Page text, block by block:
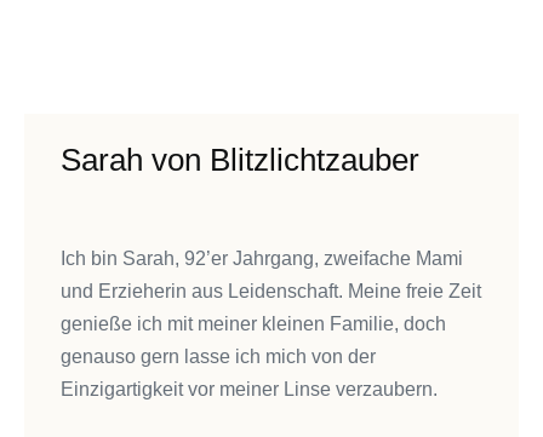
Sarah von Blitzlichtzauber
Ich bin Sarah, 92’er Jahrgang, zweifache Mami
und Erzieherin aus Leidenschaft. Meine freie Zeit
genieße ich mit meiner kleinen Familie, doch
genauso gern lasse ich mich von der
Einzigartigkeit vor meiner Linse verzaubern.